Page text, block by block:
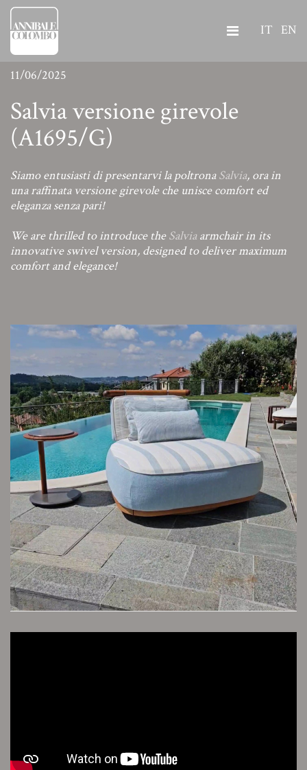
IT EN
11/06/2025
Salvia versione girevole
(A1695/G)
Siamo entusiasti di presentarvi la poltronaSalvia, ora in
una raffinata versione girevole che unisce comfort ed
eleganza senza pari!
We are thrilled to introduce theSalviaarmchair in its
innovative swivel version, designed to deliver maximum
comfort and elegance!